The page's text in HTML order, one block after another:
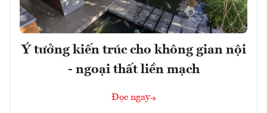
Ý tưởng kiến trúc cho không gian nội
- ngoại thất liền mạch
Đọc ngay